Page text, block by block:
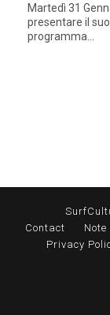
Martedì 31
presentare il
programma...
Contact
Privacy